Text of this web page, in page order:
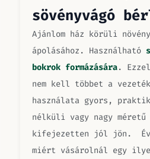
sövényvágó
Ajánlom ház körüli
ápolásához. Használható
bokrok formázására.
nem kell többet a
használata gyors,
nélküli vagy nagy
kifejezetten jól jön.
miért vásárolnál egy